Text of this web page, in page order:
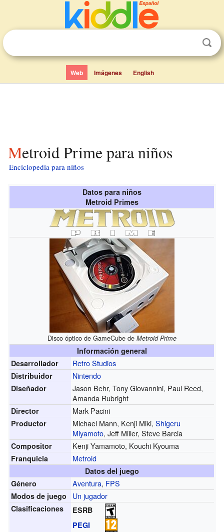
Web Imágenes English
Metroid Prime para niños
Enciclopedia para niños
Datos para niños
Metroid Primes
Disco óptico de GameCube de Metroid Prime
Información general
Desarrollador
Retro Studios
Distribuidor Nintendo
Diseñador
Jason Behr, Tony Giovannini, Paul Reed,
Amanda Rubright
Director Mark Pacini
Productor Michael Mann, Kenji Miki,Shigeru
Miyamoto, Jeff Miller, Steve Barcia
Compositor Kenji Yamamoto, Kouchi Kyouma
Franquicia Metroid
Datos del juego
Género
Aventura, FPS
Modos de juego Un jugador
Clasificaciones
ESRB
PEGI